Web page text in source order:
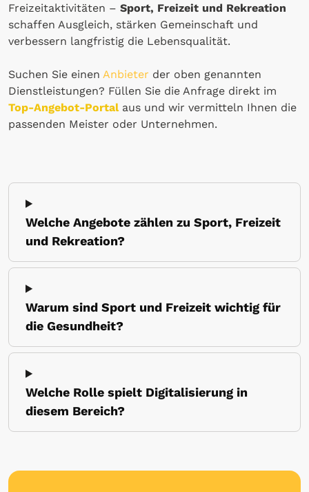
Freizeitaktivitäten – Sport, Freizeit und Rekreation
schaffen Ausgleich, stärken Gemeinschaft und
verbessern langfristig die Lebensqualität.
Suchen Sie einen Anbieter der oben genannten
Dienstleistungen? Füllen Sie die Anfrage direkt im
Top-Angebot-Portalaus und wir vermitteln Ihnen die
passenden Meister oder Unternehmen.
Welche Angebote zählen zu Sport, Freizeit
und Rekreation?
Warum sind Sport und Freizeit wichtig für
die Gesundheit?
Welche Rolle spielt Digitalisierung in
diesem Bereich?